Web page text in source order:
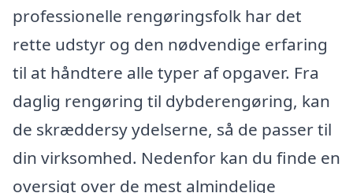
professionelle rengøringsfolk har det
rette udstyr og den nødvendige erfaring
til at håndtere alle typer af opgaver. Fra
daglig rengøring til dybderengøring, kan
de skræddersy ydelserne, så de passer til
din virksomhed. Nedenfor kan du finde en
oversigt over de mest almindelige